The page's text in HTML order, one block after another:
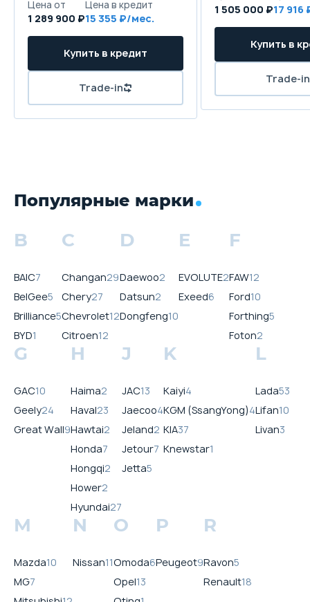
1 289 900 ₽15 355
1 505 000 ₽17 916
Популярные марки
B
BAIC7
BelGee5
Brilliance5
BYD1
C
Changan29
Chery27
Chevrolet12
Citroen12
D
Daewoo2
Datsun2
Dongfeng10
E
EVOLUTE2
Exeed6
F
FAW12
Ford10
Forthing5
Foton2
G
GAC10
Geely24
Great Wall9
H
Haima2
Haval23
Hawtai2
Honda7
Hongqi2
Hower2
Hyundai27
J
JAC13
Jaecoo4
Jeland2
Jetour7
Jetta5
K
Kaiyi4
KGM (SsangYong)4
KIA37
Knewstar1
L
Lada53
Lifan10
Livan3
M
Mazda10
MG7
N
Nissan11
O
Omoda6
Opel13
P
Peugeot9
R
Ravon5
Renault18